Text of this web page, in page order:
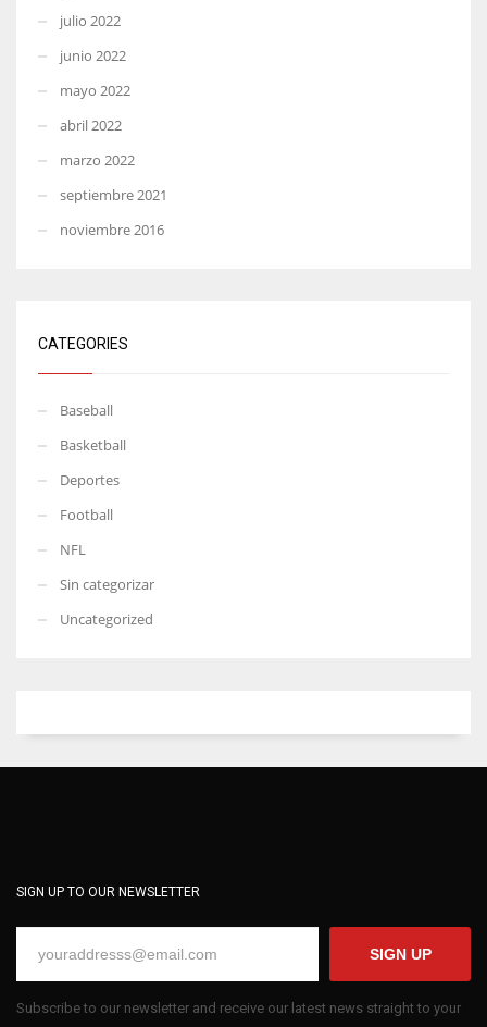
julio 2022
junio 2022
mayo 2022
abril 2022
marzo 2022
septiembre 2021
noviembre 2016
CATEGORIES
Baseball
Basketball
Deportes
Football
NFL
Sin categorizar
Uncategorized
SIGN UP TO OUR NEWSLETTER
SIGN UP
Subscribe to our newsletter and receive our latest news straight to your